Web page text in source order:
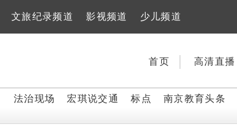
文旅纪录频道 影视频道 少儿频道
首页 高清直播
法治现场 宏琪说交通 标点 南京教育头条